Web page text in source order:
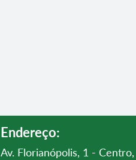
Endereço:
Av. Florianópolis, 1 -